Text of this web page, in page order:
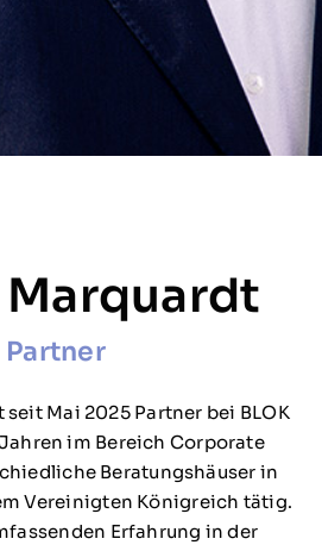
Partner
Mai 2025 Partner bei BLOK
im Bereich Corporate
Beratungshäuser in
Vereinigten Königreich tätig.
Erfahrung in der